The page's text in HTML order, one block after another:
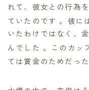
れて、彼女との行為
ていたのです 。彼に
いたわけではなく、
んでした 。このカッ
ては賞金のためだっ